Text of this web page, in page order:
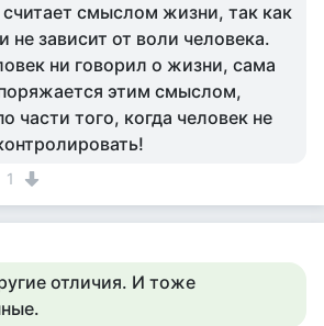
считает смыслом жизни, так как
не зависит от воли человека.
ни говорил о жизни, сама
этим смыслом,
части того, когда человек не
1
отличия. И тоже